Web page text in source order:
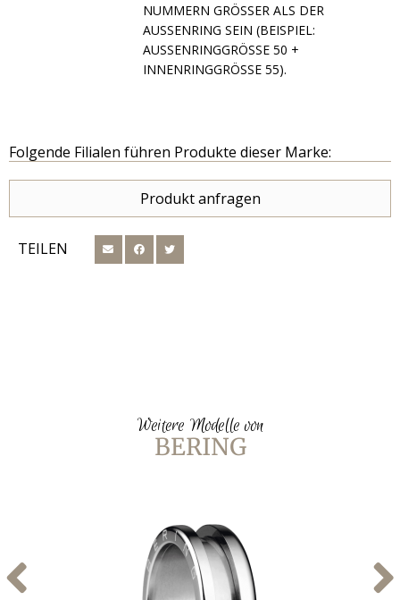
GRÖSSER ALS DER AUSSENRIN
G SEIN (BEISPIEL: AUSSENRING
GRÖSSE 50 + INNENRINGGR
ÖSSE 55).
Folgende Filialen führen Produkte dieser Marke:
Produkt anfragen
TEILEN
Weitere Modelle von
BERING